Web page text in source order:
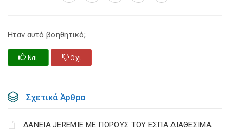
Ηταν αυτό βοηθητικό;
Ναι Οχι
Σχετικά Άρθρα
ΔΑΝΕΙΑ JEREMIE ΜΕ ΠΟΡΟΥΣ ΤΟΥ ΕΣΠΑ ΔΙΑΘΕΣΙΜΑ